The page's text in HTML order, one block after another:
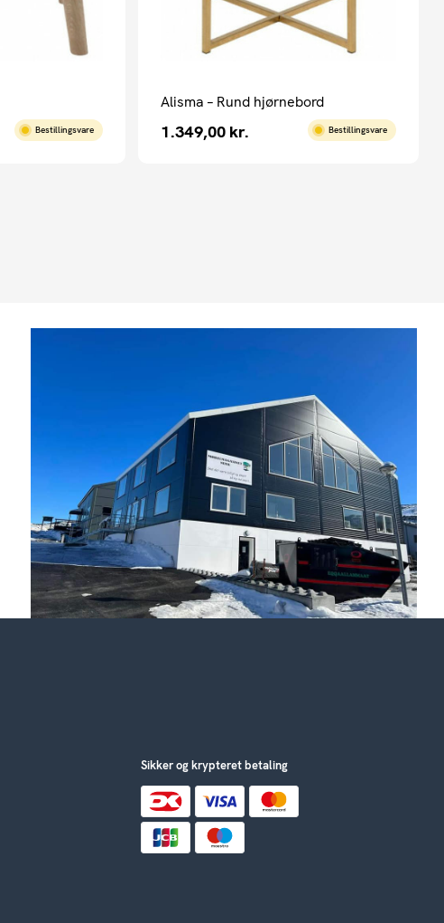
Bestillingsvare
Alisma – Rund hjørnebord
1.349,00 kr. Bestillingsvare
Sikker og krypteret betaling